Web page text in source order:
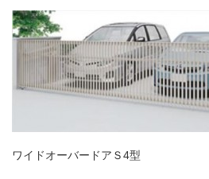
ワイドオーバードアＳ4型